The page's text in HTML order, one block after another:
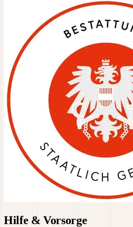
Hilfe & Vorsorge